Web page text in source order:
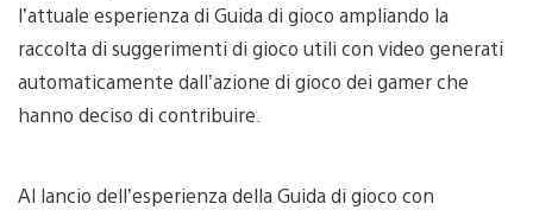
l’attuale esperienza di Guida di gioco ampliando la
raccolta di suggerimenti di gioco utili con video generati
automaticamente dall’azione di gioco dei gamer che
hanno deciso di contribuire.
Al lancio dell’esperienza della Guida di gioco con